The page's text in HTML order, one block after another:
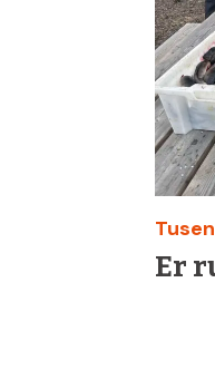
Er